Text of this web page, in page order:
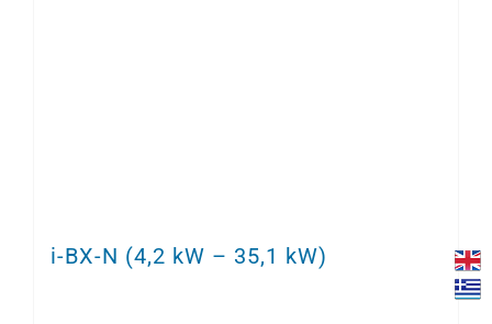
i-BX-N (4,2 kW – 35,1 kW)